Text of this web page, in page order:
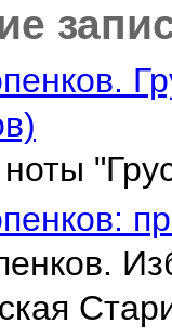
ноты